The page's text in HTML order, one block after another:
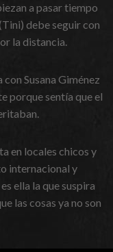
a pasar tiempo
debe seguir con
la distancia.
Susana Giménez
porque sentía que el
en locales chicos y
internacional y
ella la que suspira
las cosas ya no son